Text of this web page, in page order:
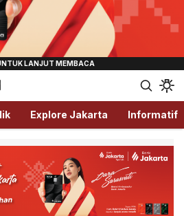
Ada Disini!
Explore Jakarta Informatif